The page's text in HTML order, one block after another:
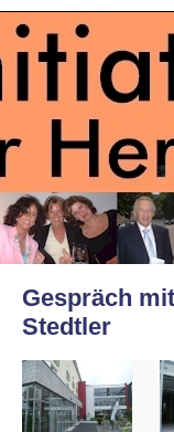
Gespräch
Stedtler